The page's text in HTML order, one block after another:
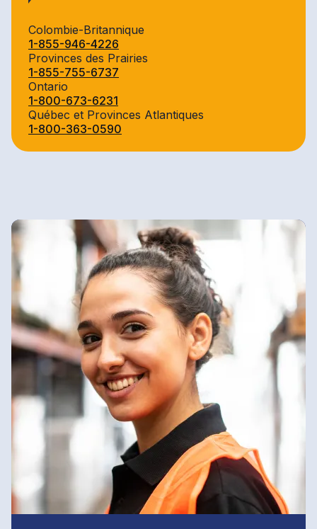
Colombie-Britannique
1-855-946-4226
Provinces des Prairies
1-855-755-6737
Ontario
1-800-673-6231
Québec et Provinces Atlantiques
1-800-363-0590